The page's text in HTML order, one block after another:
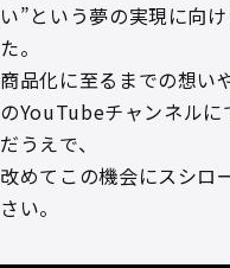
い”という夢の実現に向
た。
商品化に至るまでの想い
のYouTubeチャンネル
だうえで、
改めてこの機会にスシロ
さい。